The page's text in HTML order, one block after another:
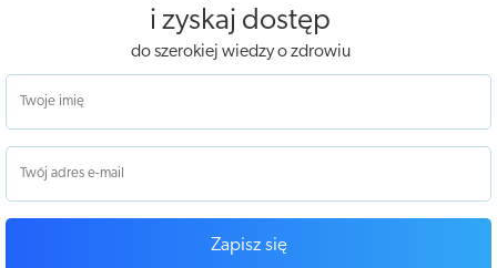
i zyskaj dostęp
do szerokiej wiedzy o zdrowiu
Zapisz się